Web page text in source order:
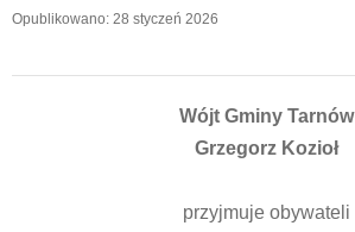
Opublikowano: 28 styczeń 2026
Wójt Gminy Tarnów
Grzegorz Kozioł
przyjmuje obywateli